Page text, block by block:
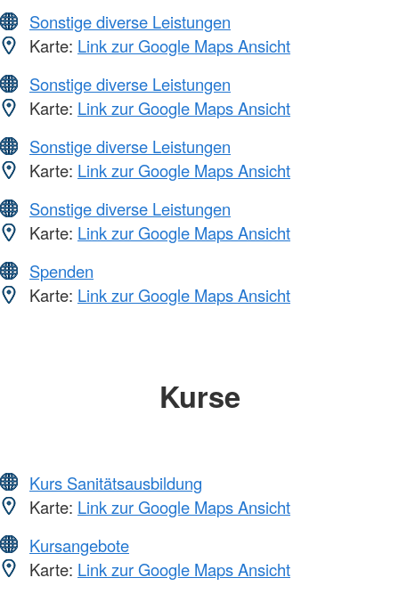
Sonstige diverse Leistungen
Karte: Link zur Google Maps Ansicht
Sonstige diverse Leistungen
Karte: Link zur Google Maps Ansicht
Sonstige diverse Leistungen
Karte: Link zur Google Maps Ansicht
Sonstige diverse Leistungen
Karte: Link zur Google Maps Ansicht
Spenden
Karte: Link zur Google Maps Ansicht
Kurse
Kurs Sanitätsausbildung
Karte: Link zur Google Maps Ansicht
Kursangebote
Karte: Link zur Google Maps Ansicht